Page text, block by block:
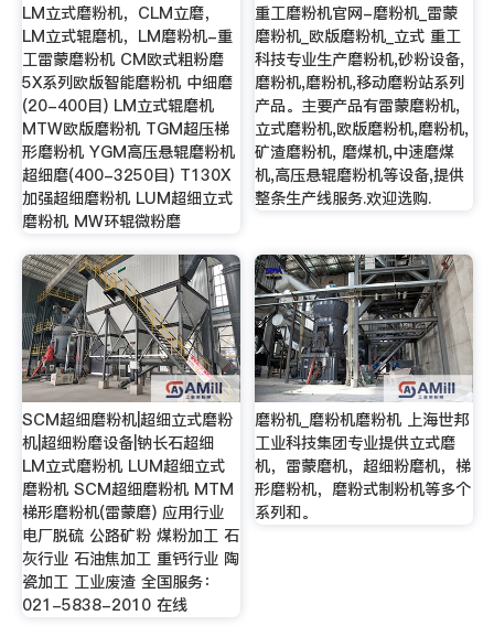
LM立式磨粉机，CLM立磨，
LM立式辊磨机，LM磨粉机-重
工雷蒙磨粉机 CM欧式粗粉磨
5X系列欧版智能磨粉机 中细磨
(20-400目) LM立式辊磨机
MTW欧版磨粉机 TGM超压梯
形磨粉机 YGM高压悬辊磨粉机
超细磨(400-3250目) T130X
加强超细磨粉机 LUM超细立式
磨粉机 MW环辊微粉磨
重工磨粉机官网-磨粉机_雷蒙
磨粉机_欧版磨粉机_立式 重工
科技专业生产磨粉机,砂粉设备,
磨粉机,磨粉机,移动磨粉站系列
产品。主要产品有雷蒙磨粉机,
立式磨粉机,欧版磨粉机,磨粉机,
矿渣磨粉机, 磨煤机,中速磨煤
机,高压悬辊磨粉机等设备,提供
整条生产线服务.欢迎选购.
SCM超细磨粉机|超细立式磨粉
机|超细粉磨设备|钠长石超细
LM立式磨粉机 LUM超细立式
磨粉机 SCM超细磨粉机 MTM
梯形磨粉机(雷蒙磨) 应用行业
电厂脱硫 公路矿粉 煤粉加工 石
灰行业 石油焦加工 重钙行业 陶
瓷加工 工业废渣 全国服务：
021-5838-2010 在线
磨粉机_磨粉机磨粉机 上海世邦
工业科技集团专业提供立式磨
机，雷蒙磨机，超细粉磨机，梯
形磨粉机，磨粉式制粉机等多个
系列和。